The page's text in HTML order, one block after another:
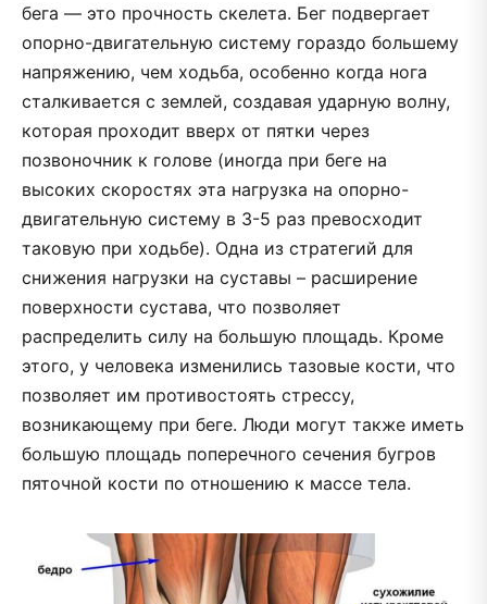
бега — это прочность скелета. Бег подвергает
опорно-двигательную систему гораздо большему
напряжению, чем ходьба, особенно когда нога
сталкивается с землей, создавая ударную волну,
которая проходит вверх от пятки через
позвоночник к голове (иногда при беге на
высоких скоростях эта нагрузка на опорно-
двигательную систему в 3-5 раз превосходит
таковую при ходьбе). Одна из стратегий для
снижения нагрузки на суставы – расширение
поверхности сустава, что позволяет
распределить силу на большую площадь. Кроме
этого, у человека изменились тазовые кости, что
позволяет им противостоять стрессу,
возникающему при беге. Люди могут также иметь
большую площадь поперечного сечения бугров
пяточной кости по отношению к массе тела.